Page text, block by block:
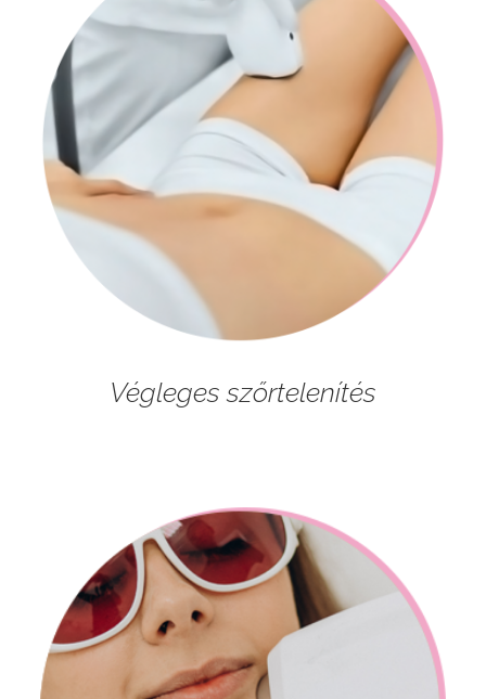
Végleges szőrtelenítés